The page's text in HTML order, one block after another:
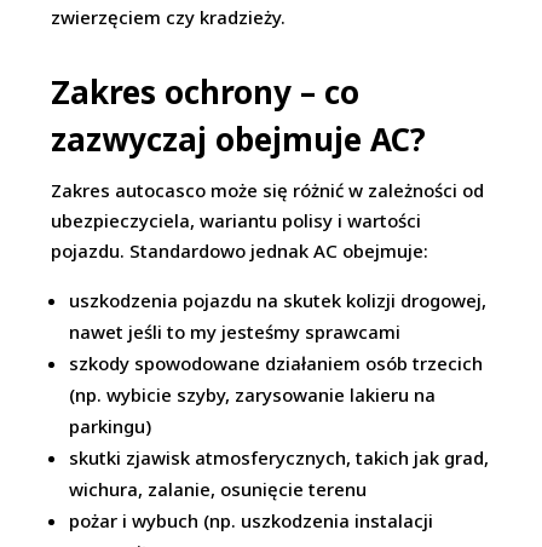
zwierzęciem czy kradzieży.
Zakres ochrony – co
zazwyczaj obejmuje AC?
Zakres autocasco może się różnić w zależności od
ubezpieczyciela, wariantu polisy i wartości
pojazdu. Standardowo jednak AC obejmuje:
uszkodzenia pojazdu na skutek kolizji drogowej,
nawet jeśli to my jesteśmy sprawcami
szkody spowodowane działaniem osób trzecich
(np. wybicie szyby, zarysowanie lakieru na
parkingu)
skutki zjawisk atmosferycznych, takich jak grad,
wichura, zalanie, osunięcie terenu
pożar i wybuch (np. uszkodzenia instalacji